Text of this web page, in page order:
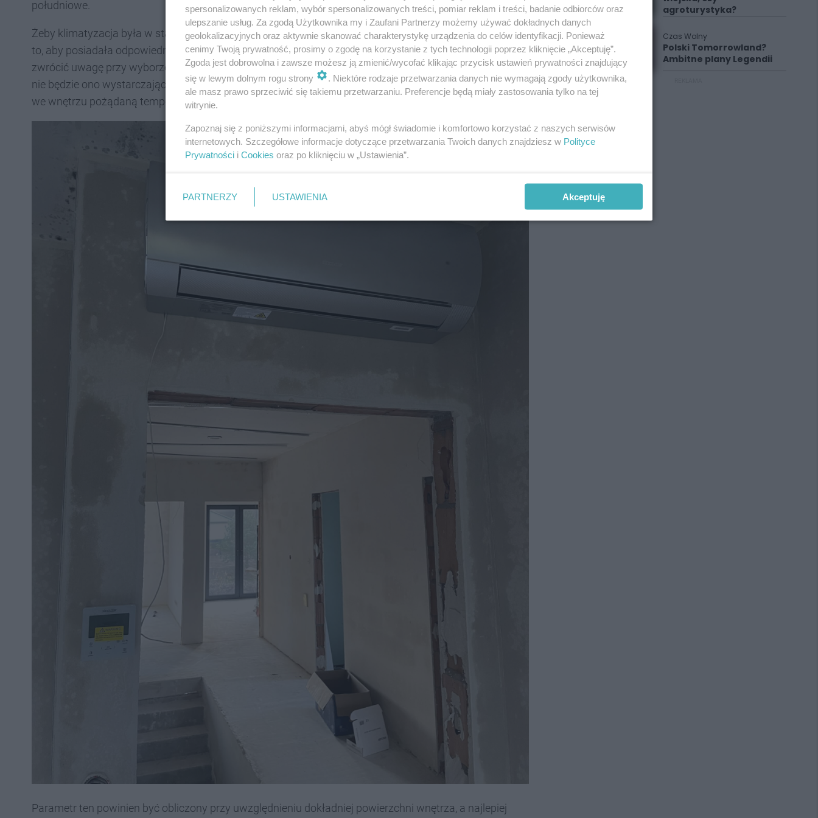
południowe.
Żeby klimatyzacja była w stanie skutecznie ochłodzić powietrze we wnętrzu, koniecznie należy zadbać o
to, aby posiadała odpowiednią moc chłodniczą. To tak naprawdę najważniejszy parametr, na jaki należy
zwrócić uwagę przy wyborze tego urządzenia. Jeśli jego moc nie będzie wystarczająco duża, zwyczajnie
nie będzie ono wystarczająco wydajne, a to sprawi, że mimo ciągłego działania, trudno będzie uzyskać
we wnętrzu pożądaną temperaturę.
Parametr ten powinien być obliczony przy uwzględnieniu dokładniej powierzchni wnętrza, a najlepiej
agroturystyka?
Czas Wolny
Polski Tomorrowland?
Ambitne plany Legendii
spersonalizowanych reklam, wybór spersonalizowanych treści, pomiar reklam i treści, badanie odbiorców oraz
ulepszanie usług. Za zgodą Użytkownika my i Zaufani Partnerzy możemy używać dokładnych danych
geolokalizacyjnych oraz aktywnie skanować charakterystykę urządzenia do celów identyfikacji. Ponieważ
cenimy Twoją prywatność, prosimy o zgodę na korzystanie z tych technologii poprzez kliknięcie „Akceptuję”.
Zgoda jest dobrowolna i zawsze możesz ją zmienić/wycofać klikając przycisk ustawień prywatności znajdujący
się w lewym dolnym rogu strony
. Niektóre rodzaje przetwarzania danych nie wymagają zgody użytkownika,
ale masz prawo sprzeciwić się takiemu przetwarzaniu. Preferencje będą miały zastosowania tylko na tej
witrynie.
Zapoznaj się z poniższymi informacjami, abyś mógł świadomie i komfortowo korzystać z naszych serwisów
internetowych. Szczegółowe informacje dotyczące przetwarzania Twoich danych znajdziesz w Polityce
Prywatności i Cookies oraz po kliknięciu w „Ustawienia”.
PARTNERZY USTAWIENIA Akceptuję